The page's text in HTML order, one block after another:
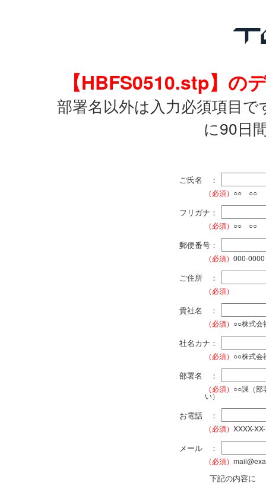
【HBFS0510.stp】の
部署名以外は入力必須項目
に90日
ご氏名 ：
（必須） ○○ ○○
フリガナ：
（必須） ○○ ○○
郵便番号：
（必須） 000-0000
ご住所 ：
（必須）
貴社名 ：
（必須） ○○株式会
社名カナ：
（必須） ○○株式会
部署名 ：
（必須） ○○課（部
い）
お電話 ：
（必須） XXXX-
メール ：
（必須）
下記の内容に